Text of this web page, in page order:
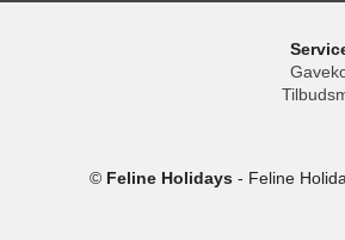
© Feline Holidays- Feline